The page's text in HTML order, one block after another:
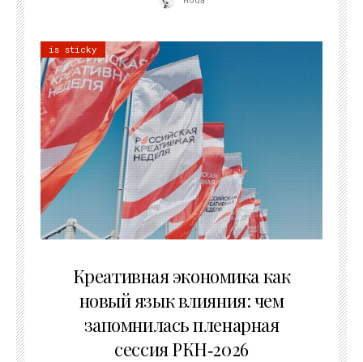
is sticky
Креативная экономика как
новый язык влияния: чем
запомнилась пленарная
сессия РКН‑2026